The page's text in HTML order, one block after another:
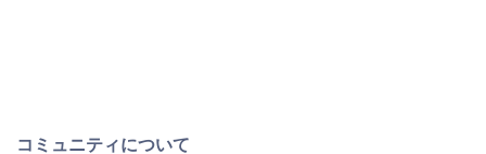
コミュニティについて